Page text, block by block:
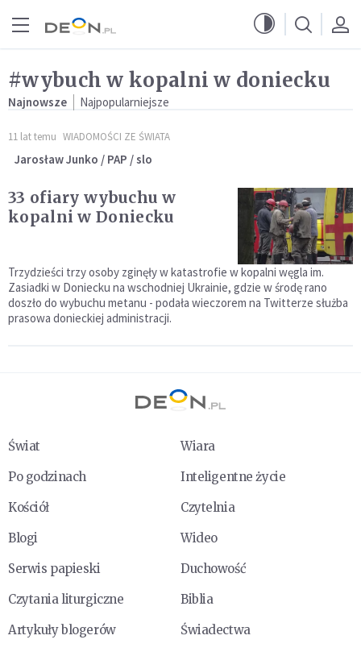
#wybuch w kopalni w doniecku
Najnowsze Najpopularniejsze
11 lat temu WIADOMOŚCI ZE ŚWIATA
Jarosław Junko / PAP / slo
33 ofiary wybuchu w
kopalni w Doniecku
Trzydzieści trzy osoby zginęły w katastrofie w kopalni węgla im.
Zasiadki w Doniecku na wschodniej Ukrainie, gdzie w środę rano
doszło do wybuchu metanu - podała wieczorem na Twitterze służba
prasowa donieckiej administracji.
Świat
Wiara
Po godzinach
Inteligentne życie
Kościół
Czytelnia
Blogi
Wideo
Serwis papieski
Duchowość
Czytania liturgiczne
Biblia
Artykuły blogerów
Świadectwa